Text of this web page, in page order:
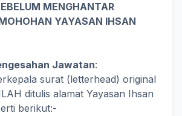
MENGHANTAR
YAYASAN IHSAN
Jawatan:
surat (letterhead) original
ditulis alamat Yayasan Ihsan
berikut:-